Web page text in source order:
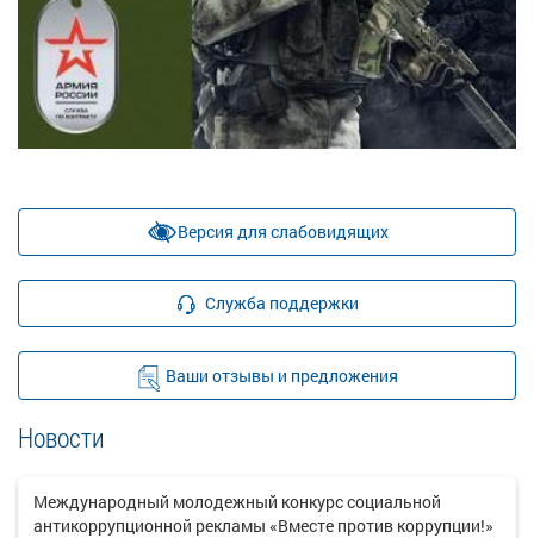
Версия для слабовидящих
Служба поддержки
Ваши отзывы и предложения
Новости
Международный молодежный конкурс социальной
антикоррупционной рекламы «Вместе против коррупции!»